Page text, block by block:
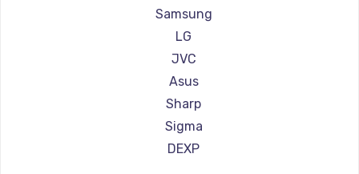
Замена HDMI
от 600 руб.
Заказать
Замена тачпада
от 1330 руб.
Заказать
Samsung
LG
JVC
Asus
Sharp
Sigma
DEXP